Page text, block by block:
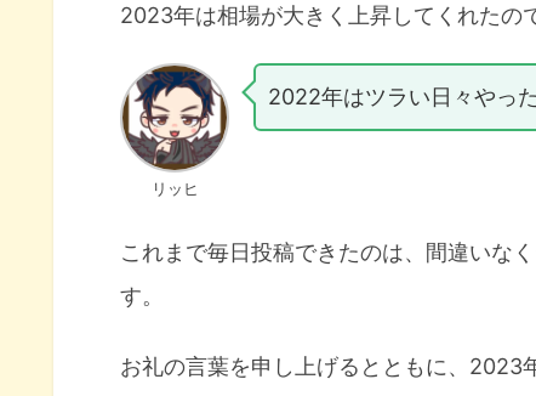
2023年は相場が大きく上昇してくれたの
リッヒ
2022年はツラい日々やっ
これまで毎日投稿できたのは、間違いな
す。
お礼の言葉を申し上げるとともに、2023